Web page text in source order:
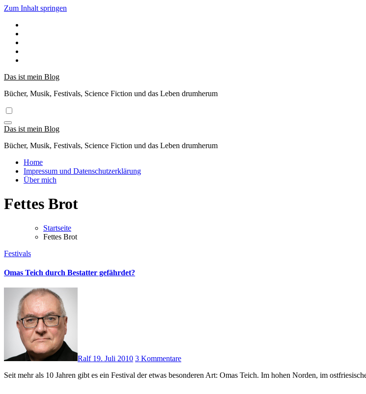
Zum Inhalt springen
Das ist mein Blog
Bücher, Musik, Festivals, Science Fiction und das Leben drumherum
Das ist mein Blog
Bücher, Musik, Festivals, Science Fiction und das Leben drumherum
Home
Impressum und Datenschutzerklärung
Über mich
Fettes Brot
Startseite
Fettes Brot
Festivals
Omas Teich durch Bestatter gefährdet?
Ralf 19. Juli 2010 3 Kommentare
Seit mehr als 10 Jahren gibt es ein Festival der etwas besonderen Art: Omas Teich. Im hohen Norden, im